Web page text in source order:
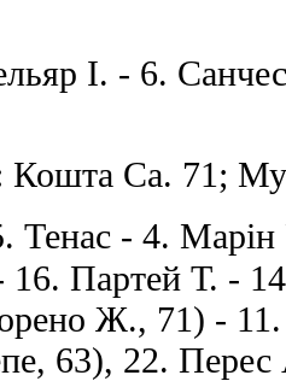
I. - 6.
Кошта Са. 71;
Тенас - 4.
Партей Т. -
Ж., 71) -
63), 22. Перес